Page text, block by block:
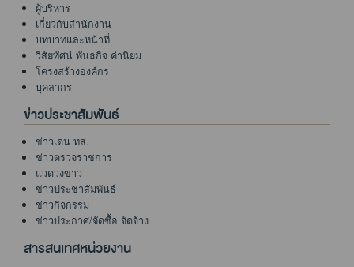
ผู้บริหาร
เกี่ยวกับสำนักงาน
บทบาทและหน้าที่
วิสัยทัศน์ พันธกิจ ค่านิยม
โครงสร้างองค์กร
บุคลากร
ข่าวประชาสัมพันธ์
ข่าวเด่น ทส.
ข่าวตรวจราชการ
แวดวงข่าว
ข่าวประชาสัมพันธ์
ข่าวกิจกรรม
ข่าวประกาศ/จัดซื้อ จัดจ้าง
สารสนเทศหน่วยงาน